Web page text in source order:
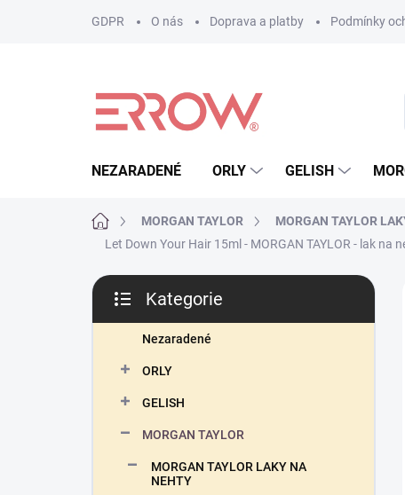
GDPR O nás Doprava a platby Podmínky
NEZARADENÉ ORLY GELISH
Domů MORGAN TAYLOR MORGAN TAYLOR
Let Down Your Hair 15ml - MORGAN TAYLOR - lak na
P
s
kategorie
Kategorie
Nezaradené
ORLY
GELISH
MORGAN TAYLOR
MORGAN TAYLOR LAKY NA
NEHTY